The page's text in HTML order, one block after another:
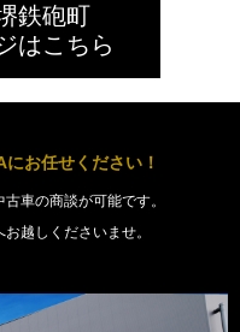
鉄砲町
はこちら
お任せください！
車の商談が可能です。
越しくださいませ。